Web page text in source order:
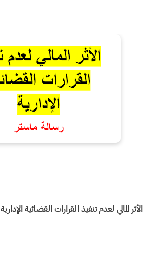
الأثر المالي لعدم تنفيذ القرارات القضائية الإدارية